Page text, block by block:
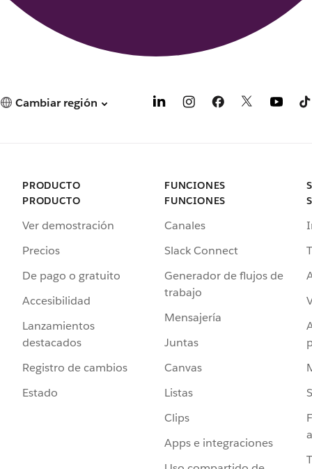
Cambiar región
PRODUCTO
PRODUCTO
Ver demostración
Precios
De pago o gratuito
Accesibilidad
Lanzamientos
destacados
Registro de cambios
Estado
FUNCIONES
FUNCIONES
Canales
Slack Connect
Generador de flujos de
trabajo
Mensajería
Juntas
Canvas
Listas
Clips
Apps e integraciones